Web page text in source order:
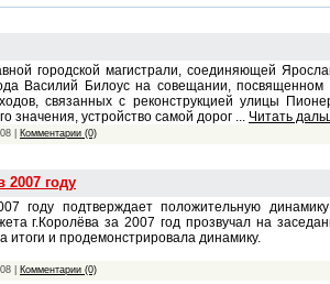
городской магистрали, соединяющей
Василий Билоус на совещании, посвященном
связанных с реконструкцией улицы
значения, устройство самой дорог ... Читать
Комментарии (0)
году
году подтверждает положительную
г.Королёва за 2007 год прозвучал на
итоги и продемонстрировала динамику.
Комментарии (0)